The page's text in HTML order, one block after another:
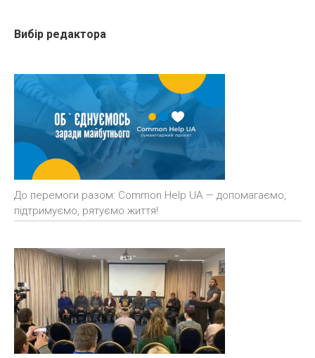
Вибір редактора
До перемоги разом: Common Help UA — допомагаємо,
підтримуємо, рятуємо життя!